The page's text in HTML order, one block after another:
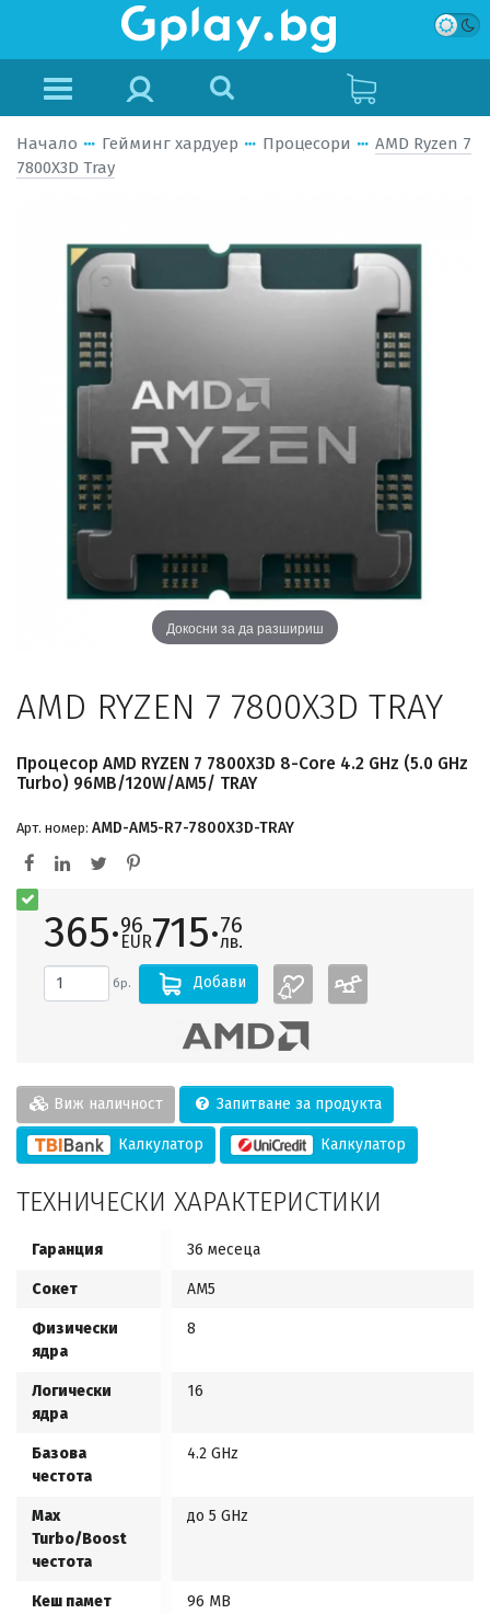
Начало Гейминг хардуер Процесори
AMD Ryzen 7
7800X3D Tray
Докосни за да разшириш
AMD RYZEN 7 7800X3D TRAY
Процесор AMD RYZEN 7 7800X3D 8-Core 4.2 GHz (5.0 GHz
Turbo) 96MB/120W/AM5/ TRAY
Арт. номер: AMD-AM5-R7-7800X3D-TRAY
365·96
EUR715·76
лв.
бр. Добави
Виж наличност Запитване за продукта
Калкулатор Калкулатор
ТЕХНИЧЕСКИ ХАРАКТЕРИСТИКИ
Гаранция 36 месеца
Сокет АМ5
Физически
ядра
8
Логически
ядра
16
Базова
честота
4.2 GHz
Max
Turbo/Boost
честота
до 5 GHz
Кеш памет 96 MB